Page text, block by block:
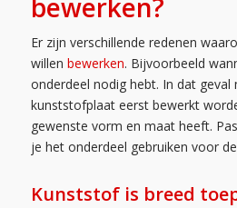
bewerken?
Er zijn verschillende redenen
willen bewerken. Bijvoorbeeld
onderdeel nodig hebt. In dat geval
kunststofplaat eerst bewerkt
gewenste vorm en maat heeft.
je het onderdeel gebruiken voor
Kunststof is breed